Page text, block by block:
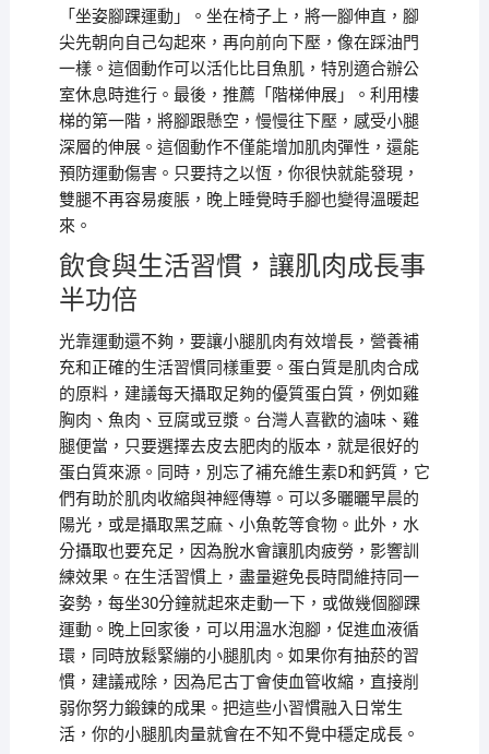
「坐姿腳踝運動」。坐在椅子上，將一腳伸直，腳
尖先朝向自己勾起來，再向前向下壓，像在踩油門
一樣。這個動作可以活化比目魚肌，特別適合辦公
室休息時進行。最後，推薦「階梯伸展」。利用樓
梯的第一階，將腳跟懸空，慢慢往下壓，感受小腿
深層的伸展。這個動作不僅能增加肌肉彈性，還能
預防運動傷害。只要持之以恆，你很快就能發現，
雙腿不再容易痠脹，晚上睡覺時手腳也變得溫暖起
來。
飲食與生活習慣，讓肌肉成長事
半功倍
光靠運動還不夠，要讓小腿肌肉有效增長，營養補
充和正確的生活習慣同樣重要。蛋白質是肌肉合成
的原料，建議每天攝取足夠的優質蛋白質，例如雞
胸肉、魚肉、豆腐或豆漿。台灣人喜歡的滷味、雞
腿便當，只要選擇去皮去肥肉的版本，就是很好的
蛋白質來源。同時，別忘了補充維生素D和鈣質，它
們有助於肌肉收縮與神經傳導。可以多曬曬早晨的
陽光，或是攝取黑芝麻、小魚乾等食物。此外，水
分攝取也要充足，因為脫水會讓肌肉疲勞，影響訓
練效果。在生活習慣上，盡量避免長時間維持同一
姿勢，每坐30分鐘就起來走動一下，或做幾個腳踝
運動。晚上回家後，可以用溫水泡腳，促進血液循
環，同時放鬆緊繃的小腿肌肉。如果你有抽菸的習
慣，建議戒除，因為尼古丁會使血管收縮，直接削
弱你努力鍛鍊的成果。把這些小習慣融入日常生
活，你的小腿肌肉量就會在不知不覺中穩定成長。